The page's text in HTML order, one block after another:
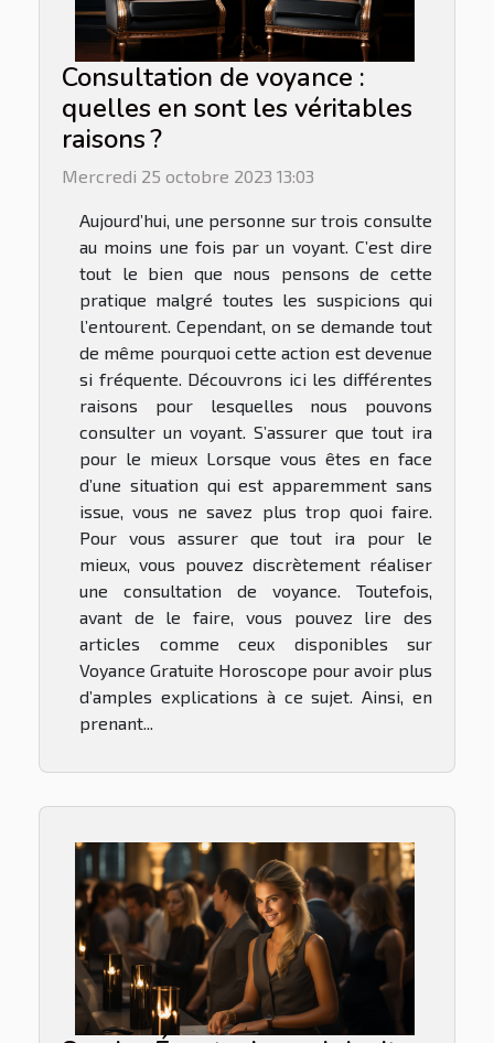
Consultation de voyance :
quelles en sont les véritables
raisons ?
Mercredi 25 octobre 2023 13:03
Aujourd’hui, une personne sur trois consulte
au moins une fois par un voyant. C’est dire
tout le bien que nous pensons de cette
pratique malgré toutes les suspicions qui
l’entourent. Cependant, on se demande tout
de même pourquoi cette action est devenue
si fréquente. Découvrons ici les différentes
raisons pour lesquelles nous pouvons
consulter un voyant. S’assurer que tout ira
pour le mieux Lorsque vous êtes en face
d’une situation qui est apparemment sans
issue, vous ne savez plus trop quoi faire.
Pour vous assurer que tout ira pour le
mieux, vous pouvez discrètement réaliser
une consultation de voyance. Toutefois,
avant de le faire, vous pouvez lire des
articles comme ceux disponibles sur
Voyance Gratuite Horoscope pour avoir plus
d’amples explications à ce sujet. Ainsi, en
prenant...